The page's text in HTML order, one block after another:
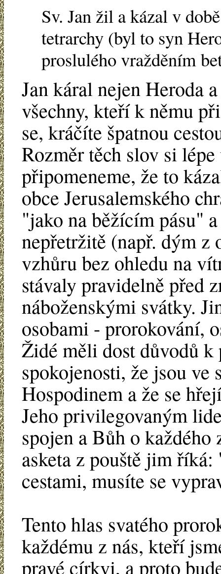
Sv. Jan žil a kázal v
tetrarchy (byl to syn
proslulého vražděním
Jan káral nejen Heroda
všechny, kteří k němu
se, kráčíte špatnou
Rozměr těch slov si
připomeneme, že to
obce Jerusalemského
"jako na běžícím pásu"
nepřetržitě (např. dým z
vzhůru bez ohledu na
stávaly pravidelně před
náboženskými svátky.
osobami - prorokování,
Židé měli dost důvodů k
spokojenosti, že jsou ve
Hospodinem a že se
Jeho privilegovaným
spojen a Bůh o každého
asketa z pouště jim říká:
cestami, musíte se
Tento hlas svatého
každému z nás, kteří
pravé církvi, a proto